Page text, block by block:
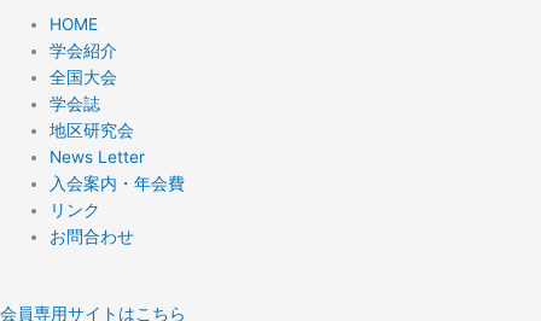
HOME
学会紹介
全国大会
学会誌
地区研究会
News Letter
入会案内・年会費
リンク
お問合わせ
会員専用サイトはこちら